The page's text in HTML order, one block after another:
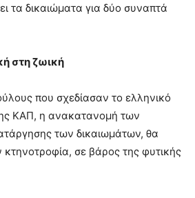
τα δικαιώµατα για δύο συναπτά
στη ζωική
που σχεδίασαν το ελληνικό
ΚΑΠ, η ανακατανοµή των
των δικαιωµάτων, θα
σε βάρος της φυτικής